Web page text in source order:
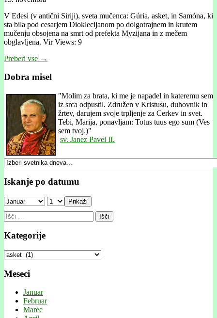
V Edesi (v antični Siriji), sveta mučenca: Gúria, asket, in Samóna, ki
sta bila pod cesarjem Dioklecijanom po dolgotrajnem in krutem
mučenju obsojena na smrt od prefekta Myzijana in z mečem
obglavljena. Vir Views: 9
Preberi vse →
Dobra misel
"Molim za brata, ki me je napadel in kateremu sem
iz srca odpustil. Združen v Kristusu, duhovnik in
žrtev, darujem svoje trpljenje za Cerkev in svet.
Tebi, Marija, ponavljam: Totus tuus ego sum (Ves
sem tvoj.)"
sv. Janez Pavel II.
Iskanje po datumu
Prikaži
Išči:
Kategorije
Kategorije
Meseci
Januar
Februar
Marec